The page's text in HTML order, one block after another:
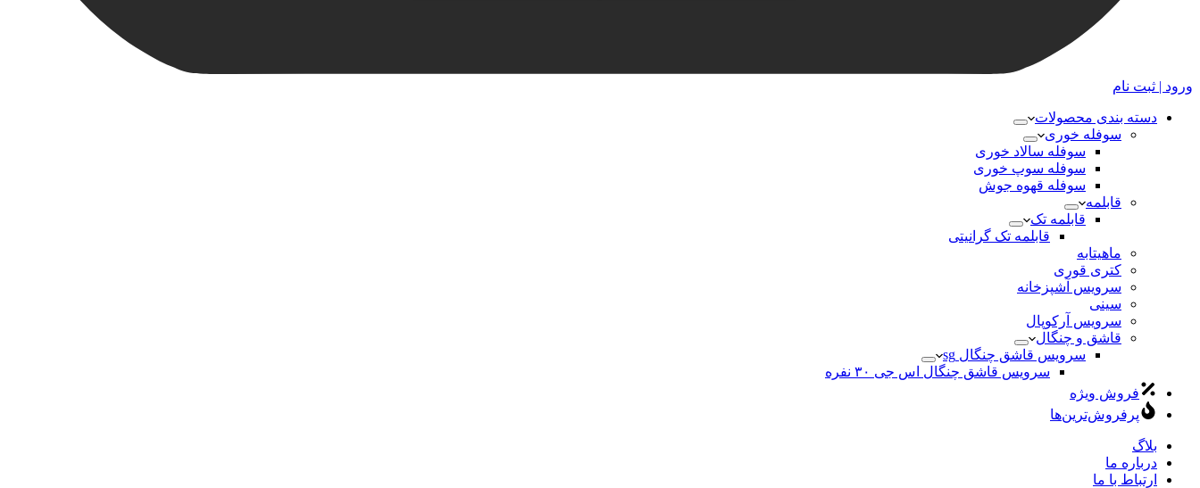
ورود | ثبت نام
دسته بندی محصولات
سوفله خوری
سوفله سالاد خوری
سوفله سوپ خوری
سوفله قهوه جوش
قابلمه
قابلمه تک
قابلمه تک گرانیتی
ماهیتابه
کتری قوری
سرویس آشپزخانه
سینی
سرویس آرکوپال
قاشق و چنگال
سرویس قاشق چنگال sg
سرویس قاشق چنگال اس جی ۳۰ نفره
فروش ویژه
پرفروش‌ترین‌ها
بلاگ
درباره ما
ارتباط با ما